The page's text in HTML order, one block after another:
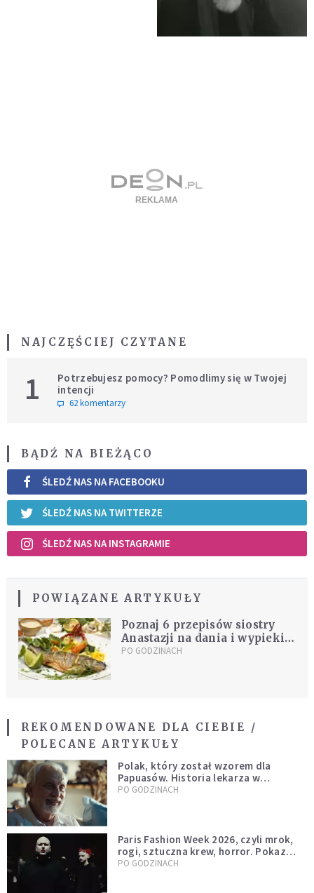
NAJCZĘŚCIEJ CZYTANE
1
Potrzebujesz pomocy? Pomodlimy się w Twojej
intencji
62 komentarzy
BĄDŹ NA BIEŻĄCO
ŚLEDŹ NAS NA FACEBOOKU
ŚLEDŹ NAS NA TWITTERZE
ŚLEDŹ NAS NA INSTAGRAMIE
POWIĄZANE ARTYKUŁY
Poznaj 6 przepisów siostry
Anastazji na dania i wypieki
bez mięsa
PO GODZINACH
REKOMENDOWANE DLA CIEBIE /
POLECANE ARTYKUŁY
Polak, który został wzorem dla
Papuasów. Historia lekarza w
sutannie, który uleczył dżunglę
PO GODZINACH
Paris Fashion Week 2026, czyli mrok,
rogi, sztuczna krew, horror. Pokaz
mody czy fascynacja diabłem?
PO GODZINACH